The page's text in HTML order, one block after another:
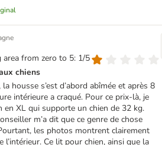
from zero to 5: 1/5
chiens
housse s’est d’abord abîmée et après 8
intérieure a craqué. Pour ce prix-là, je
en XL qui supporte un chien de 32 kg.
m’a dit que ce genre de chose
les photos montrent clairement
l’intérieur. Ce lit pour chien, ainsi que la